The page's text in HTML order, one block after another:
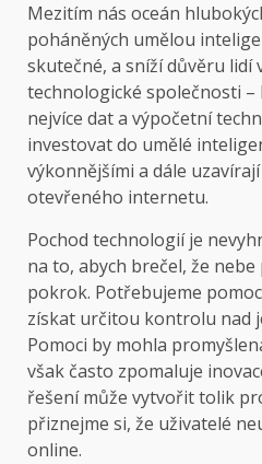
Mezitím nás oceán
poháněných umělou
skutečné, a sníží důvěru lidí
technologické společnosti
nejvíce dat a výpočetní
investovat do umělé
výkonnějšími a dále
otevřeného internetu.
Pochod technologií je
na to, abych brečel, že
pokrok. Potřebujeme
získat určitou kontrolu nad
Pomoci by mohla
však často zpomaluje
řešení může vytvořit tolik
přiznejme si, že uživatelé
online.